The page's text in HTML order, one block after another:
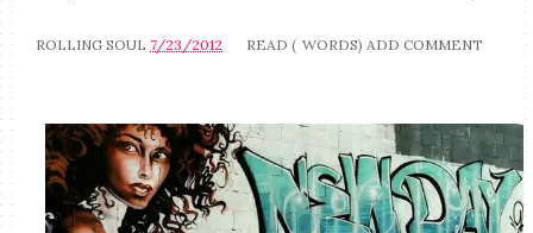
ROLLING SOUL 7/23/2012 READ ( WORDS) ADD COMMENT